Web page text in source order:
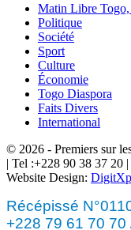
Matin Libre Togo,
Politique
Société
Sport
Culture
Économie
Togo Diaspora
Faits Divers
International
© 2026 - Premiers sur
| Tel :+228 90 38 37 20
Website Design:
Récépissé
+228 79 61 70 70